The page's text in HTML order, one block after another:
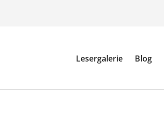
Lesergalerie Blog